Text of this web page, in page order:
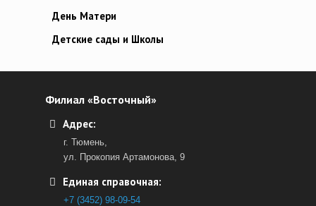
День Матери
Детские сады и Школы
Филиал «Восточный»
Адрес:
г. Тюмень,
ул. Прокопия Артамонова, 9
Единая справочная:
+7 (3452) 98-09-54